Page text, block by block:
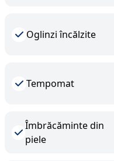
Oglinzi încălzite
Tempomat
Îmbrăcăminte din
piele